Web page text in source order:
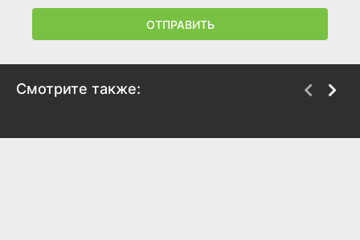
ОТПРАВИТЬ
Смотрите также: